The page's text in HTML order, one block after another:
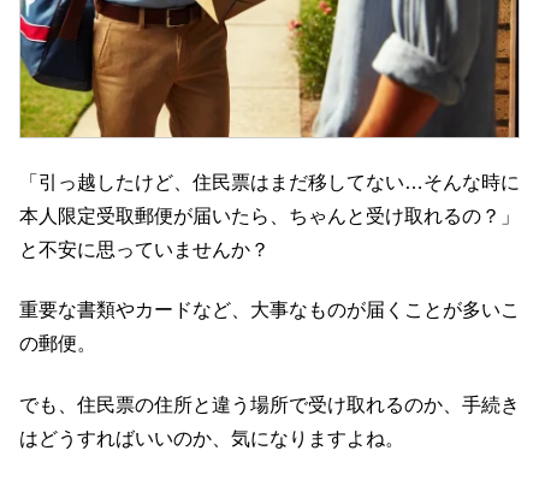
「引っ越したけど、住民票はまだ移してない…そんな時に
本人限定受取郵便が届いたら、ちゃんと受け取れるの？」
と不安に思っていませんか？
重要な書類やカードなど、大事なものが届くことが多いこ
の郵便。
でも、住民票の住所と違う場所で受け取れるのか、手続き
はどうすればいいのか、気になりますよね。